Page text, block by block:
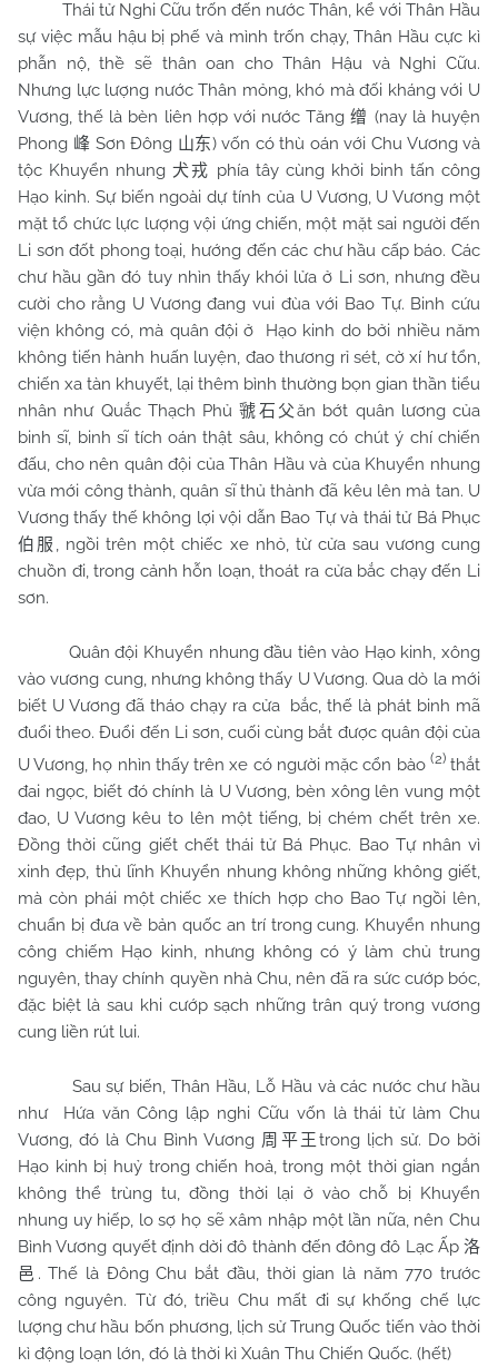
Thái tử Nghi Cữu trốn đến nước Thân, kể với Thân Hầu
sự việc mẫu hậu bị phế và mình trốn chạy, Thân Hầu cực kì
phẫn nộ, thề sẽ thân oan cho Thân Hậu và Nghi Cữu.
Nhưng lực lượng nước Thân mỏng, khó mà đối kháng với U
Vương, thế là bèn liên hợp với nước Tăng缯 (nay là huyện
Phong 峰 Sơn Đông 山东) vốn có thù oán với Chu Vương và
tộc Khuyển nhung 犬戎 phía tây cùng khởi binh tấn công
Hạo kinh. Sự biến ngoài dự tính của U Vương, U Vương một
mặt tổ chức lực lượng vội ứng chiến, một mặt sai người đến
Li sơn đốt phong toại, hướng đến các chư hầu cấp báo. Các
chư hầu gần đó tuy nhìn thấy khói lửa ở Li sơn, nhưng đều
cười cho rằng U Vương đang vui đùa với Bao Tự. Binh cứu
viện không có, mà quân đội ở
Hạo kinh do bởi nhiều năm
không tiến hành huấn luyện, đao thương rỉ sét, cờ xí hư tổn,
chiến xa tàn khuyết, lại thêm bình thường bọn gian thần tiểu
nhân như Quắc Thạch Phủ虢石父ăn bớt quân lương của
binh sĩ, binh sĩ tích oán thật sâu, không có chút ý chí chiến
đấu, cho nên quân đội của Thân Hầu và của Khuyển nhung
vừa mới công thành, quân sĩ thủ thành đã kêu lên mà tan. U
Vương thấy thế không lợi vội dẫn Bao Tự và thái tử Bá Phục
伯服 , ngồi trên một chiếc xe nhỏ, từ cửa sau vương cung
chuồn đi, trong cảnh hỗn loạn, thoát ra cửa bắc chạy đến Li
sơn.
Quân đội Khuyển nhung đầu tiên vào Hạo kinh, xông
vào vương cung, nhưng không thấy U Vương. Qua dò la mới
biết U Vương đã tháo chạy ra cửa bắc, thế là phát binh mã
đuổi theo. Đuổi đến Li sơn, cuối cùng bắt được quân đội của
U Vương, họ nhìn thấy trên xe có người mặc cổn bào (2)thắt
đai ngọc, biết đó chính là U Vương, bèn xông lên vung một
đao, U Vương kêu to lên một tiếng, bị chém chết trên xe.
Đồng thời cũng giết chết thái tử Bá Phục. Bao Tự nhân vì
xinh đẹp, thủ lĩnh Khuyển nhung không những không giết,
mà còn phái một chiếc xe thích hợp cho Bao Tự ngồi lên,
chuẩn bị đưa về bản quốc an trí trong cung. Khuyển nhung
công chiếm Hạo kinh, nhưng không có ý làm chủ trung
nguyên, thay chính quyền nhà Chu, nên đã ra sức cướp bóc,
đặc biệt là sau khi cướp sạch những trân quý trong vương
cung liền rút lui.
Sau sự biến, Thân Hầu, Lỗ Hầu và các nước chư hầu
như
Hứa văn Công lập nghi Cữu vốn là thái tử làm Chu
Vương, đó là Chu Bình Vương 周平王 trong lịch sử. Do bởi
Hạo kinh bị huỷ trong chiến hoả, trong một thời gian ngắn
không thể trùng tu, đồng thời lại ở vào chỗ bị Khuyển
nhung uy hiếp, lo sợ họ sẽ xâm nhập một lần nữa, nên Chu
Bình Vương quyết định dời đô thành đến đông đô Lạc Ấp 洛
邑 . Thế là Đông Chu bắt đầu, thời gian là năm 770 trước
công nguyên. Từ đó, triều Chu mất đi sự khống chế lực
lượng chư hầu bốn phương, lịch sử Trung Quốc tiến vào thời
kì động loạn lớn, đó là thời kì Xuân Thu Chiến Quốc. (hết)